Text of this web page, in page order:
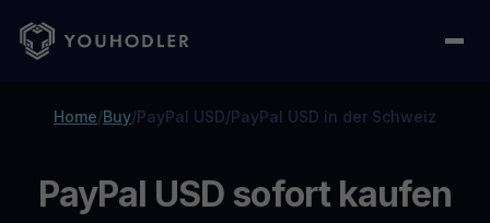
Home/Buy/PayPal USD/PayPal USD in der Schweiz
PayPal USD sofort kaufen